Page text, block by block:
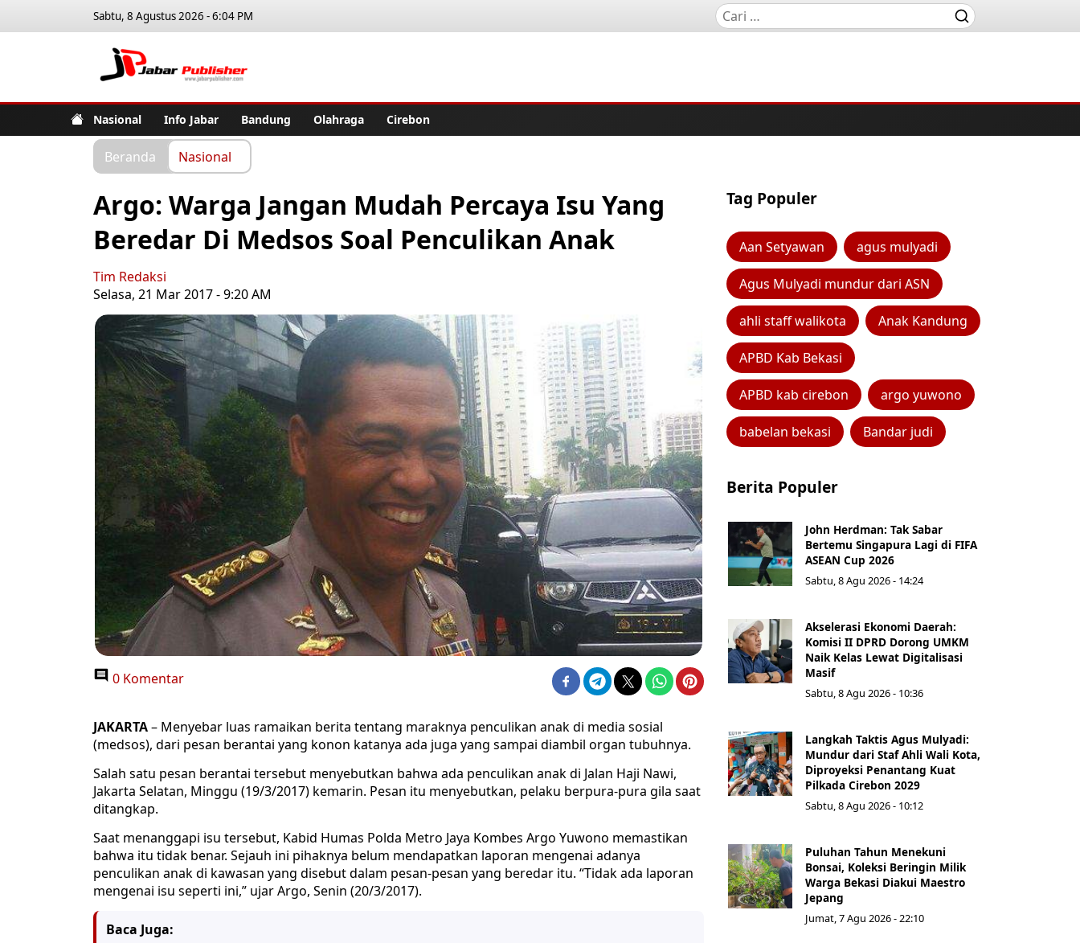
Sabtu, 8 Agustus 2026 - 6:04 PM
Nasional Info Jabar Bandung Olahraga Cirebon
Beranda Nasional
Argo: Warga Jangan Mudah Percaya Isu Yang
Beredar Di Medsos Soal Penculikan Anak
Tim Redaksi
Selasa, 21 Mar 2017 - 9:20 AM
0 Komentar
JAKARTA– Menyebar luas ramaikan berita tentang maraknya penculikan anak di media sosial
(medsos), dari pesan berantai yang konon katanya ada juga yang sampai diambil organ tubuhnya.
Salah satu pesan berantai tersebut menyebutkan bahwa ada penculikan anak di Jalan Haji Nawi,
Jakarta Selatan, Minggu (19/3/2017) kemarin. Pesan itu menyebutkan, pelaku berpura-pura gila saat
ditangkap.
Saat menanggapi isu tersebut, Kabid Humas Polda Metro Jaya Kombes Argo Yuwono memastikan
bahwa itu tidak benar. Sejauh ini pihaknya belum mendapatkan laporan mengenai adanya
penculikan anak di kawasan yang disebut dalam pesan-pesan yang beredar itu. “Tidak ada laporan
mengenai isu seperti ini,” ujar Argo, Senin (20/3/2017).
Baca Juga:
Tag Populer
Aan Setyawan agus mulyadi
Agus Mulyadi mundur dari ASN
ahli staff walikota Anak Kandung
APBD Kab Bekasi
APBD kab cirebon argo yuwono
babelan bekasi Bandar judi
Berita Populer
John Herdman: Tak Sabar
Bertemu Singapura Lagi di FIFA
ASEAN Cup 2026
Sabtu, 8 Agu 2026 - 14:24
Akselerasi Ekonomi Daerah:
Komisi II DPRD Dorong UMKM
Naik Kelas Lewat Digitalisasi
Masif
Sabtu, 8 Agu 2026 - 10:36
Langkah Taktis Agus Mulyadi:
Mundur dari Staf Ahli Wali Kota,
Diproyeksi Penantang Kuat
Pilkada Cirebon 2029
Sabtu, 8 Agu 2026 - 10:12
Puluhan Tahun Menekuni
Bonsai, Koleksi Beringin Milik
Warga Bekasi Diakui Maestro
Jepang
Jumat, 7 Agu 2026 - 22:10